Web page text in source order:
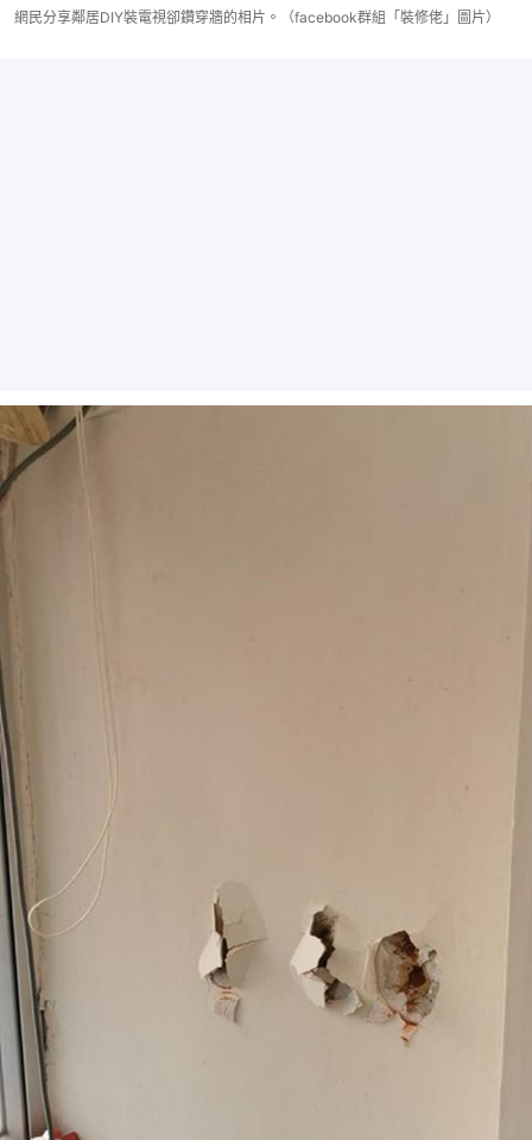
網民分享鄰居DIY裝電視卻鑽穿牆的相片。（facebook群組「裝修佬」圖片）